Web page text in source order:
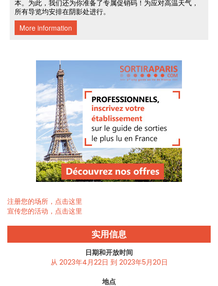
注册您的场所，点击这里
宣传您的活动，点击这里
实用信息
日期和开放时间
从 2023年4月22日 到 2023年5月20日
地点